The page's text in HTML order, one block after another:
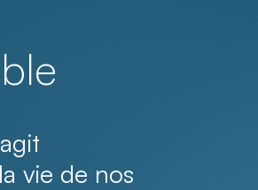
vie de nos